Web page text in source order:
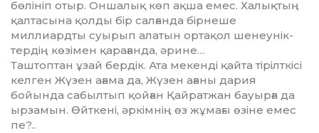
бөлініп отыр. Оншалық көп ақша емес. Халықтың
қалтасына қолды бір салғанда бірнеше
миллиардты суырып алатын ортақол шенеунік­
тердің көзімен қарағанда, әрине…
Таштоптан ұзай бердік. Ата мекенді қайта тірілткісі
келген Жүзен ағама да, Жүзен ағаны дария
бойында сабылтып қойған Қайратжан бауырға да
ырзамын. Өйткені, әркімнің өз жұмағы өзіне емес
пе?..